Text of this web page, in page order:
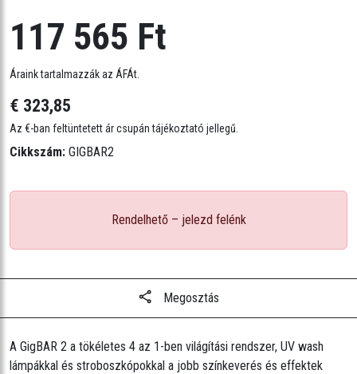
Gyors be- és kijutás a mellékelt állvánnyal, vezeték nélküli
lábkapcsolóval és ingyenes hordtáskákkal.
• DMX módok: 3, 11 vagy 23 csatornás
• DMX csatlakozók: 3 tűs XLR
• Fényforrás: (par): 6 LED (négyszínű RGB+UV) 3,5 W (1 A), 50 000 óra
650 nm/100 mW (piros) lézerdióda, 532 nm/30 mW (zöld) lézerdióda
(stroboszkóp): 18°
• Lefedettségi szög: (lézer): 93°
117 565 Ft
Áraink tartalmazzák az ÁFÁt.
€ 323,85
Az €-ban feltüntetett ár csupán tájékoztató jellegű.
Cikkszám: GIGBAR2
Rendelhető – jelezd felénk
Megosztás
A GigBAR 2 a tökéletes 4 az 1-ben világítási rendszer, UV wash
lámpákkal és stroboszkópokkal a jobb színkeverés és effektek